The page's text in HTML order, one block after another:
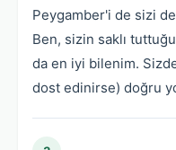
Peygamber'i de sizi
Ben, sizin saklı
da en iyi bilenim.
dost edinirse) doğru